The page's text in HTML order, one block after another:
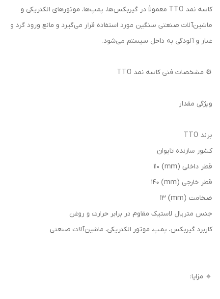
کاسه نمد TTO معمولاً در گیربکس‌ها، پمپ‌ها، موتورهای الکتریکی و
ماشین‌آلات صنعتی سنگین مورد استفاده قرار می‌گیرد و مانع ورود گرد و
غبار و آلودگی به داخل سیستم می‌شود.
⚙️ مشخصات فنی کاسه نمد TTO
ویژگی مقدار
برند TTO
کشور سازنده تایوان
قطر داخلی (mm) 110
قطر خارجی (mm) 140
ضخامت (mm) 13
جنس متریال لاستیک مقاوم در برابر حرارت و روغن
کاربرد گیربکس، پمپ، موتور الکتریکی، ماشین‌آلات صنعتی
🔹 مزایا: